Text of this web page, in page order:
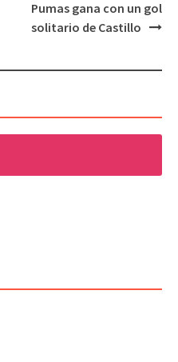
Pumas gana con un gol
solitario de Castillo